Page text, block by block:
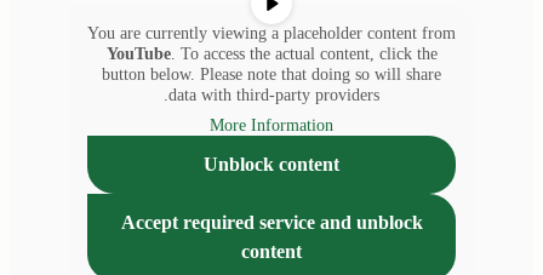
You are currently viewing a placeholder content from
YouTube. To access the actual content, click the
button below. Please note that doing so will share
data with third-party providers.
More Information
Unblock content
Accept required service and unblock
content